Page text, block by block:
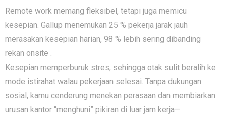
Remote work memang fleksibel, tetapi juga memicu
kesepian. Gallup menemukan 25 % pekerja jarak jauh
merasakan kesepian harian, 98 % lebih sering dibanding
rekan onsite .
Kesepian memperburuk stres, sehingga otak sulit beralih ke
mode istirahat walau pekerjaan selesai. Tanpa dukungan
sosial, kamu cenderung menekan perasaan dan membiarkan
urusan kantor “menghuni” pikiran di luar jam kerja—